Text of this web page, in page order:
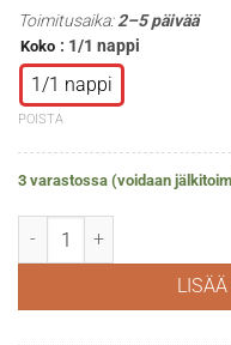
Toimitusaika:2–5 päivää
Koko : 1/1 nappi
1/1 nappi
POISTA
3 varastossa (voidaan
Horadam akv. 524 May